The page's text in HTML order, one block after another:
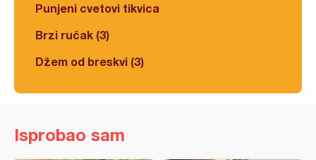
Punjeni cvetovi tikvica
Brzi ručak (3)
Džem od breskvi (3)
Isprobao sam